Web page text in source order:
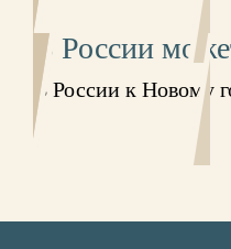
В России
В России к Новому